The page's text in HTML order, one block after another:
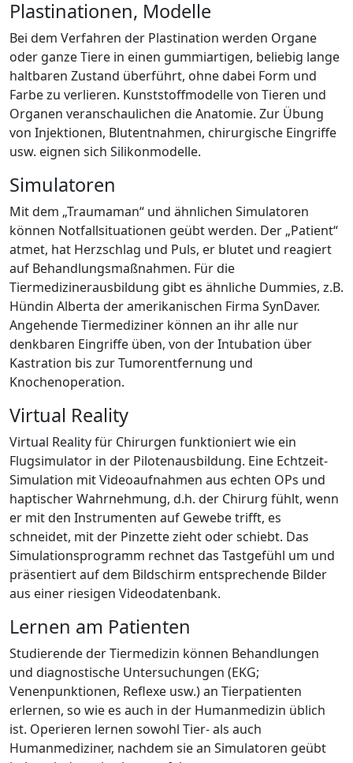
Plastinationen, Modelle
Bei dem Verfahren der Plastination werden Organe
oder ganze Tiere in einen gummiartigen, beliebig lange
haltbaren Zustand überführt, ohne dabei Form und
Farbe zu verlieren. Kunststoffmodelle von Tieren und
Organen veranschaulichen die Anatomie. Zur Übung
von Injektionen, Blutentnahmen, chirurgische Eingriffe
usw. eignen sich Silikonmodelle.
Simulatoren
Mit dem „Traumaman“ und ähnlichen Simulatoren
können Notfallsituationen geübt werden. Der „Patient“
atmet, hat Herzschlag und Puls, er blutet und reagiert
auf Behandlungsmaßnahmen. Für die
Tiermedizinerausbildung gibt es ähnliche Dummies, z.B.
Hündin Alberta der amerikanischen Firma SynDaver.
Angehende Tiermediziner können an ihr alle nur
denkbaren Eingriffe üben, von der Intubation über
Kastration bis zur Tumorentfernung und
Knochenoperation.
Virtual Reality
Virtual Reality für Chirurgen funktioniert wie ein
Flugsimulator in der Pilotenausbildung. Eine Echtzeit-
Simulation mit Videoaufnahmen aus echten OPs und
haptischer Wahrnehmung, d.h. der Chirurg fühlt, wenn
er mit den Instrumenten auf Gewebe trifft, es
schneidet, mit der Pinzette zieht oder schiebt. Das
Simulationsprogramm rechnet das Tastgefühl um und
präsentiert auf dem Bildschirm entsprechende Bilder
aus einer riesigen Videodatenbank.
Lernen am Patienten
Studierende der Tiermedizin können Behandlungen
und diagnostische Untersuchungen (EKG;
Venenpunktionen, Reflexe usw.) an Tierpatienten
erlernen, so wie es auch in der Humanmedizin üblich
ist. Operieren lernen sowohl Tier- als auch
Humanmediziner, nachdem sie an Simulatoren geübt